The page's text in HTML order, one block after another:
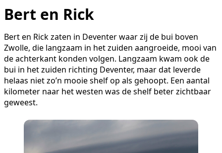
Bert en Rick
Bert en Rick zaten in Deventer waar zij de bui boven
Zwolle, die langzaam in het zuiden aangroeide, mooi van
de achterkant konden volgen. Langzaam kwam ook de
bui in het zuiden richting Deventer, maar dat leverde
helaas niet zo’n mooie shelf op als gehoopt. Een aantal
kilometer naar het westen was de shelf beter zichtbaar
geweest.